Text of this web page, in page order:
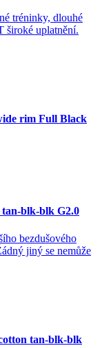
tréninky, dlouhé
uplatnění.
rim Full Black
blk-blk G2.0
bezdušového
jiný se nemůže
tan-blk-blk